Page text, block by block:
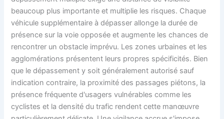
beaucoup plus importante et multiplie les risques. Chaque
véhicule supplémentaire à dépasser allonge la durée de
présence sur la voie opposée et augmente les chances de
rencontrer un obstacle imprévu. Les zones urbaines et les
agglomérations présentent leurs propres spécificités. Bien
que le dépassement y soit généralement autorisé sauf
indication contraire, la proximité des passages piétons, la
présence fréquente d'usagers vulnérables comme les
cyclistes et la densité du trafic rendent cette manœuvre